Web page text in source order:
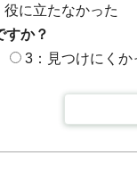
役に立たなかった
すか？
3：見つけにくか